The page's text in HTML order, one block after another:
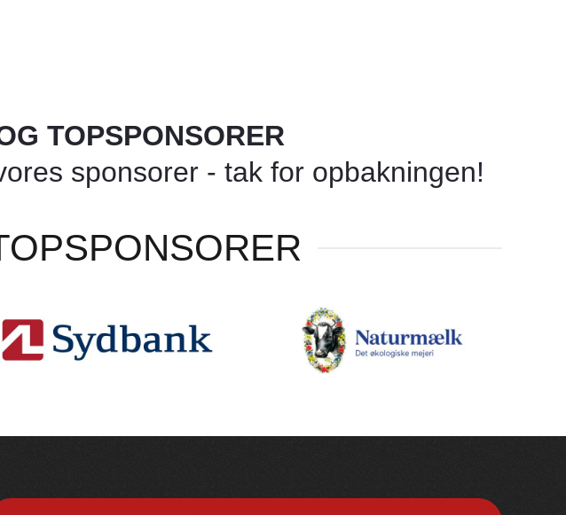
TOPSPONSORER
sponsorer - tak for opbakningen!